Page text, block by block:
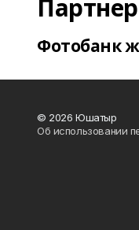
Фотобанк
© 2026 Юшатыр
Об использовании